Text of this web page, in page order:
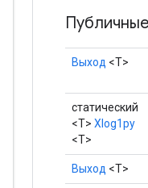
Выход <Т>
статический
<T> Xlog1py
<T>
Выход <Т>